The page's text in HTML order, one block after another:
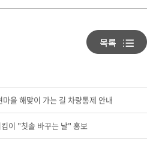
마을 해맞이 가는 길 차량통제 안내
이 "칫솔 바꾸는 날" 홍보